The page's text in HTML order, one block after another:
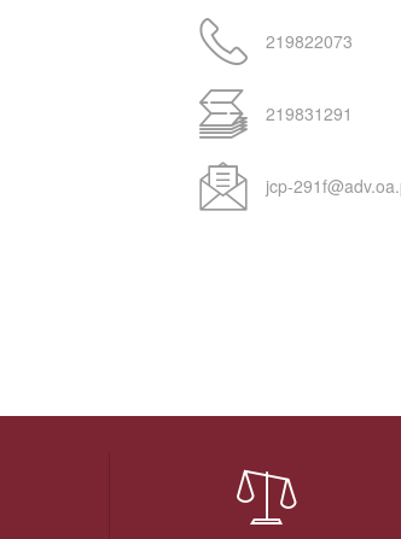
219822073
219831291
jcp-